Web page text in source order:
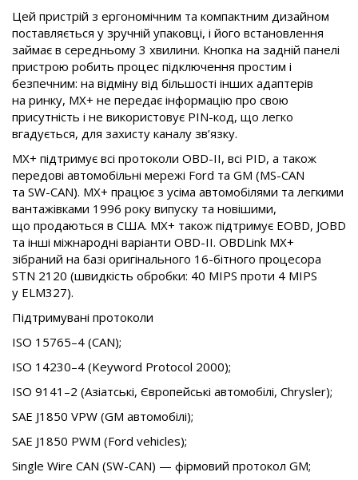
Цей пристрій з ергономічним та компактним дизайном
поставляється у зручній упаковці, і його встановлення
займає в середньому 3 хвилини. Кнопка на задній панелі
пристрою робить процес підключення простим і
безпечним: на відміну від більшості інших адаптерів
на ринку, MX+ не передає інформацію про свою
присутність і не використовує PIN-код, що легко
вгадується, для захисту каналу зв’язку.
MX+ підтримує всі протоколи OBD-II, всі PID, а також
передові автомобільні мережі Ford та GM (MS-CAN
та SW-CAN). MX+ працює з усіма автомобілями та легкими
вантажівками 1996 року випуску та новішими,
що продаються в США. MX+ також підтримує EOBD, JOBD
та інші міжнародні варіанти OBD-II. OBDLink MX+
зібраний на базі оригінального 16-бітного процесора
STN 2120 (швидкість обробки: 40 MIPS проти 4 MIPS
у ELM327).
Підтримувані протоколи
ISO 15765–4 (CAN);
ISO 14230–4 (Keyword Protocol 2000);
ISO 9141–2 (Азіатські, Європейські автомобілі, Chrysler);
SAE J1850 VPW (GM автомобілі);
SAE J1850 PWM (Ford vehicles);
Single Wire CAN (SW-CAN) — фірмовий протокол GM;